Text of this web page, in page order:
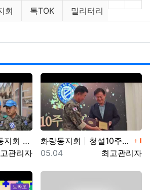
류 목록
회 톡TOK 밀리터리 데일리
이전 분
다
주년 기념영상
자
관리자
화랑동지회 청설10주년 기념식 영상 댓글
1
등록자
최고관리자
등록일
05.04